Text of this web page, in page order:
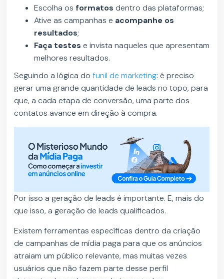
Escolha os formatosdentro das plataformas;
Ative as campanhas e acompanhe os
resultados;
Faça testes e invista naqueles que apresentam
melhores resultados.
Seguindo a lógica dofunil de marketing: é preciso
gerar uma grande quantidade de leads no topo, para
que, a cada etapa de conversão, uma parte dos
contatos avance em direção à compra.
Por isso a geração de leads é importante. E, mais do
que isso, a geração de leads qualificados.
Existem ferramentas específicas dentro da criação
de campanhas de mídia paga para que os anúncios
atraiam um público relevante, mas muitas vezes
usuários que não fazem parte desse perfil